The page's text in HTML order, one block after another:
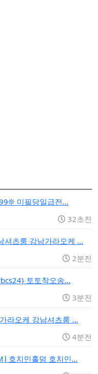
미필당일급전…
32초전
셔츠룸 강남가라오케 …
2분전
토토착오송…
3분전
라오케 강남셔츠룸 …
4분전
호치민홀덤 호치민…